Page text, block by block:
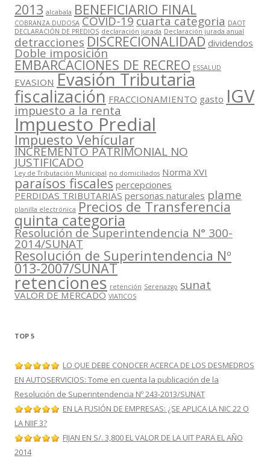
2013 alcabala BENEFICIARIO FINAL
COBRANZA DUDOSA COVID-19cuarta categoria DAOT
DECLARACIÓN DE PREDIOS declaración jurada Declaración jurada anual
detracciones DISCRECIONALIDAD dividendos
Doble imposición
EMBARCACIONES DE RECREO ESSALUD
EVASION Evasión Tributaria
fiscalización FRACCIONAMIENTO gasto IGV
impuesto a la renta
Impuesto Predial
Impuesto Vehícular
INCREMENTO PATRIMONIAL NO
JUSTIFICADO
Ley de Tributación Municipal no domiciliados Norma XVI
paraísos fiscales percepciones
PERDIDAS TRIBUTARIAS personas naturales plame
planilla electrónica Precios de Transferencia
quinta categoria
Resolución de Superintendencia N° 300-
2014/SUNAT
Resolución de Superintendencia Nº
013-2007/SUNAT
retenciones retención Serenazgo sunat
VALOR DE MERCADO VIATICOS
TOP 5
LO QUE DEBE CONOCER ACERCA DE LOS DESMEDROS
EN AUTOSERVICIOS: Tome en cuenta la publicación de la
Resolución de Superintendencia Nº 243-2013/SUNAT
EN LA FUSIÓN DE EMPRESAS: ¿SE APLICA LA NIC 22 O
LA NIIF 3?
FIJAN EN S/. 3,800 EL VALOR DE LA UIT PARA EL AÑO
2014